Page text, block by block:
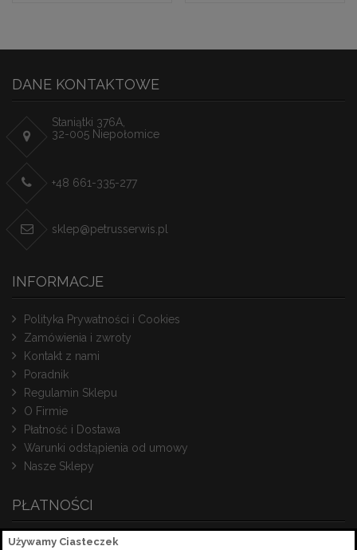
Używamy Ciasteczek
DANE KONTAKTOWE
Staniątki 376A,
32-005 Niepołomice
+48 661-335-277
sklep@petrusserwis.pl
INFORMACJE
Polityka Prywatności i Cookies
Zamówienia i zwroty
Kontakt z nami
Poradnik
Regulamin Sklepu
O Firmie
Płatność i Dostawa
Warunki odstąpienia od umowy
Nasze Sklepy
PŁATNOŚCI